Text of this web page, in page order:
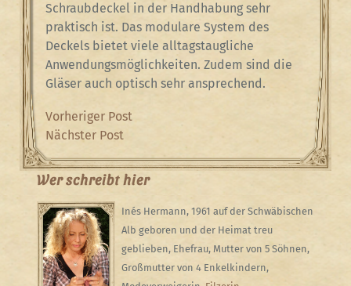
Schraubdeckel in der Handhabung sehr
praktisch ist. Das modulare System des
Deckels bietet viele alltagstaugliche
Anwendungsmöglichkeiten. Zudem sind die
Gläser auch optisch sehr ansprechend.
Beitragsnavigation
Previous
Post
Vorheriger Post
Next
Post
Nächster Post
Wer schreibt hier
Inés Hermann, 1961 auf der Schwäbischen
Alb geboren und der Heimat treu
geblieben, Ehefrau, Mutter von 5 Söhnen,
Großmutter von 4 Enkelkindern,